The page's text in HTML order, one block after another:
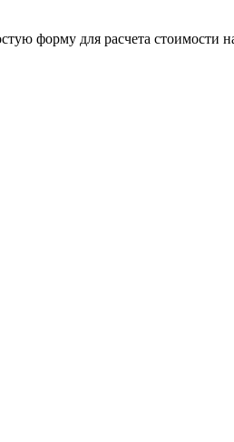
форму для расчета стоимости